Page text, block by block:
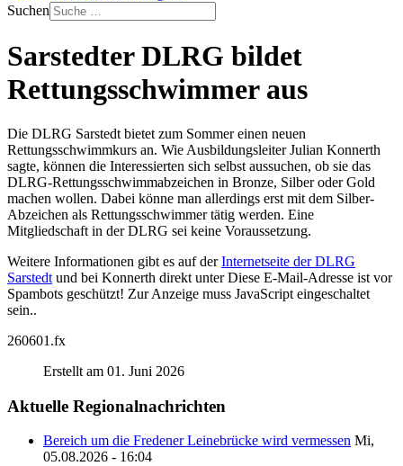
Suchen
Sarstedter DLRG bildet
Rettungsschwimmer aus
Die DLRG Sarstedt bietet zum Sommer einen neuen
Rettungsschwimmkurs an. Wie Ausbildungsleiter Julian Konnerth
sagte, können die Interessierten sich selbst aussuchen, ob sie das
DLRG-Rettungsschwimmabzeichen in Bronze, Silber oder Gold
machen wollen. Dabei könne man allerdings erst mit dem Silber-
Abzeichen als Rettungsschwimmer tätig werden. Eine
Mitgliedschaft in der DLRG sei keine Voraussetzung.
Weitere Informationen gibt es auf derInternetseite der DLRG
Sarstedt und bei Konnerth direkt unterDiese E-Mail-Adresse ist vor
Spambots geschützt! Zur Anzeige muss JavaScript eingeschaltet
sein..
260601.fx
Erstellt am 01. Juni 2026
Aktuelle Regionalnachrichten
Bereich um die Fredener Leinebrücke wird vermessen Mi,
05.08.2026 - 16:04